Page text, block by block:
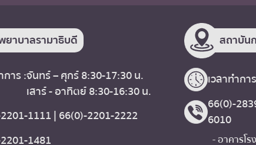
ยาบาลรามาธิบดี
การ :จันทร์ – ศุกร์ 8:30-17:30 น.
เสาร์ - อาทิตย์ 8:30-16:30 น.
1111 | 66(0)-2201-2222
1481
สถาบัน
เวลาทำก
66(0)-
6010
- อาคารโ